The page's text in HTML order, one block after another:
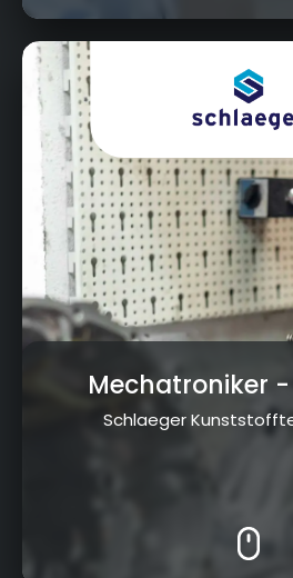
Ritter-von-Eitzenberger-Str.
Mechatroniker
Schlaeger